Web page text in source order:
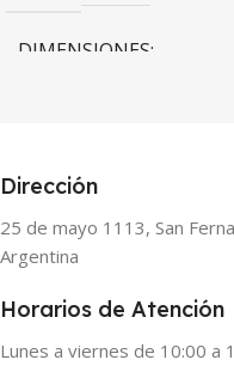
DIMENSIONES
Dirección
25 de mayo 1113, San
Argentina
Horarios de Atención
Lunes a viernes de 10:00 a